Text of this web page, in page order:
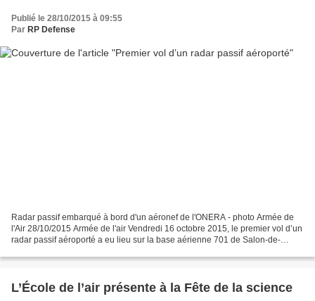
Publié le 28/10/2015 à 09:55
Par RP Defense
Radar passif embarqué à bord d'un aéronef de l'ONERA - photo Armée de
l'Air 28/10/2015 Armée de l'air Vendredi 16 octobre 2015, le premier vol d’un
radar passif aéroporté a eu lieu sur la base aérienne 701 de Salon-de-
L’École de l’air présente à la Fête de la science